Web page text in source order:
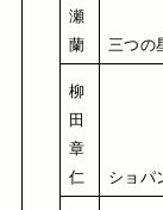
瀬
蘭
三つの
柳
田
章
仁
ショパ